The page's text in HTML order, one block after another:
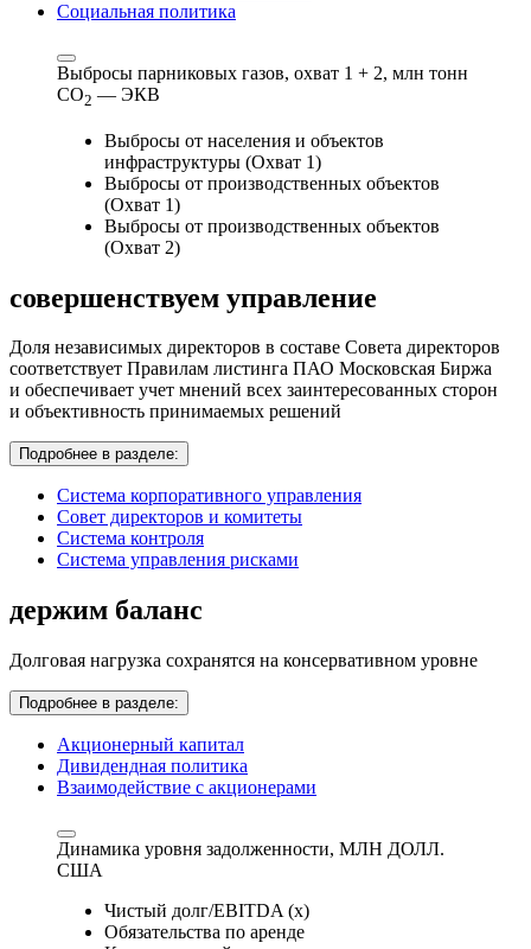
Социальная политика
Выбросы парниковых газов, охват 1 + 2, млн тонн
СО2 — ЭКВ
Выбросы от населения и объектов
инфраструктуры (Охват 1)
Выбросы от производственных объектов
(Охват 1)
Выбросы от производственных объектов
(Охват 2)
совершенствуем управление
Доля независимых директоров в составе Совета директоров
соответствует Правилам листинга ПАО Московская Биржа
и обеспечивает учет мнений всех заинтересованных сторон
и объективность принимаемых решений
Подробнее в разделе:
Система корпоративного управления
Совет директоров и комитеты
Система контроля
Система управления рисками
держим баланс
Долговая нагрузка сохранятся на консервативном уровне
Подробнее в разделе:
Акционерный капитал
Дивидендная политика
Взаимодействие с акционерами
Динамика уровня задолженности, МЛН ДОЛЛ.
США
Чистый долг/EBITDA (x)
Обязательства по аренде